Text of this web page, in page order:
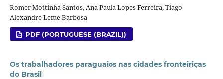
Romer Mottinha Santos, Ana Paula Lopes Ferreira, Tiago
Alexandre Leme Barbosa
PDF (PORTUGUESE (BRAZIL))
Os trabalhadores paraguaios nas cidades fronteiriças
do Brasil